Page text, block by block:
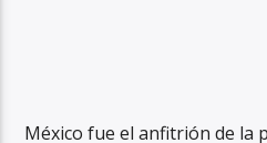
México fue el anfitrión de la